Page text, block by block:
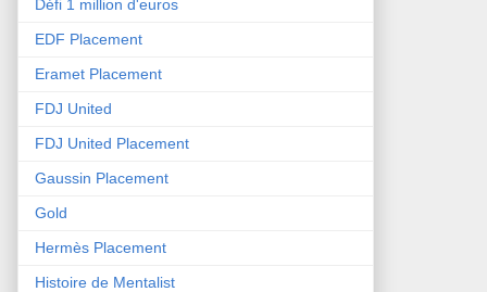
Défi 1 million d'euros
EDF Placement
Eramet Placement
FDJ United
FDJ United Placement
Gaussin Placement
Gold
Hermès Placement
Histoire de Mentalist